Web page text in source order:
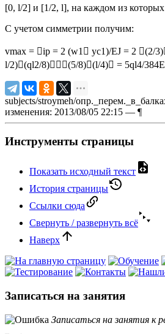
[0, l/2] и [1/2, l], на каждом из
С учетом симметрии получим:
vmax = ip = 2 (w1 yc1)/EJ = 2 (2/
l/2)(ql2/8)(5/8)(l/4) = 5ql4/
subjects/stroymeh/
изменения: 2013/08/05 22:15 — ¶
Инструменты страницы
Показать исходный текст
История страницы
Ссылки сюда
Свернуть / развернуть всё
Наверх
Записаться на занятия
Записаться на занятия к